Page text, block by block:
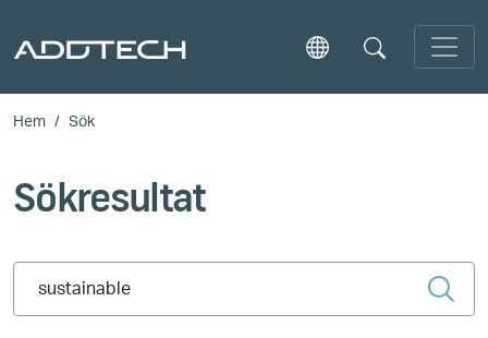
Skip to main content
Hem Sök
Sökresultat